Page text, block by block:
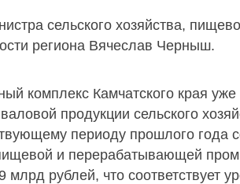
сельского хозяйства,
региона Вячеслав Черныш.
комплекс Камчатского края
продукции сельского
периоду прошлого года
и перерабатывающей
млрд рублей, что соответствует